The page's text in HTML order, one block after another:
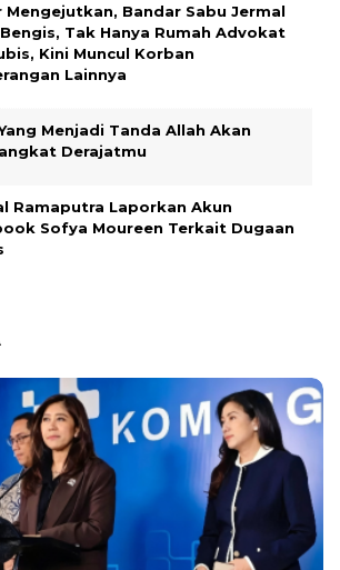
Mengejutkan, Bandar Sabu Jermal
Tak Hanya Rumah Advokat
Kini Muncul Korban
Lainnya
Menjadi Tanda Allah Akan
Derajatmu
Ramaputra Laporkan Akun
Sofya Moureen Terkait Dugaan